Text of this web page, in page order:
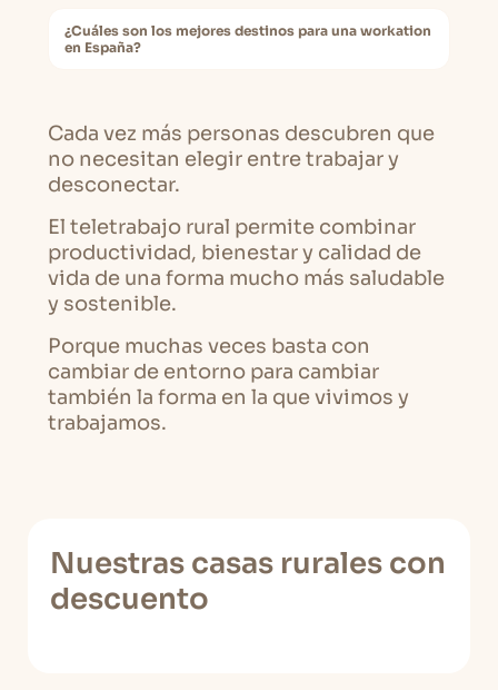
¿Cuáles son los mejores destinos para una workation
en España?
Cada vez más personas descubren que
no necesitan elegir entre trabajar y
desconectar.
El teletrabajo rural permite combinar
productividad, bienestar y calidad de
vida de una forma mucho más saludable
y sostenible.
Porque muchas veces basta con
cambiar de entorno para cambiar
también la forma en la que vivimos y
trabajamos.
Nuestras casas rurales con
descuento